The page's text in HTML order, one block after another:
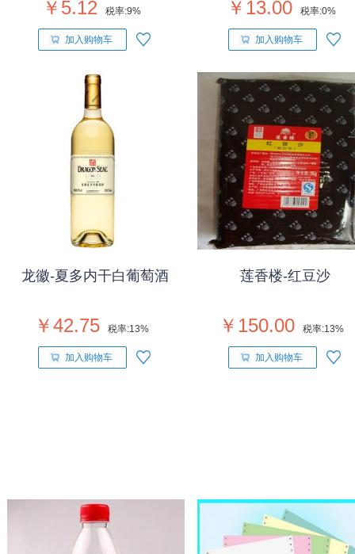
￥5.12 税率:9%
加入购物车
￥13.00 税率:0%
加入购物车
龙徽-夏多内干白葡萄酒
￥42.75 税率:13%
加入购物车
莲香楼-红豆沙
￥150.00 税率:13%
加入购物车